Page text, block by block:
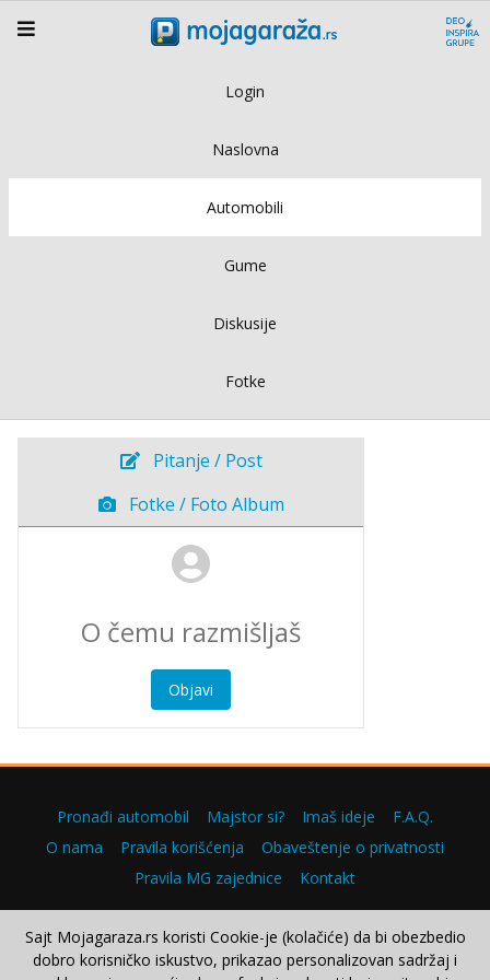
Login
Naslovna
Automobili
Gume
Diskusije
Fotke
Pitanje / Post
Fotke / Foto Album
Objavi
Pronađi automobil Majstor si? Imaš ideje
F.A.Q.
O nama
Pravila korišćenja
Obaveštenje o privatnosti
Pravila MG zajednice
Kontakt
Copyright © 2000–2026.
Sajt Mojagaraza.rs koristi Cookie-je (kolačiće) da bi obezbedio
dobro korisničko iskustvo, prikazao personalizovan sadržaj i